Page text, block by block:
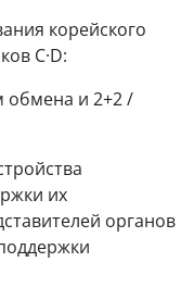
корейского
C·D:
и 2+2 /
их
органов